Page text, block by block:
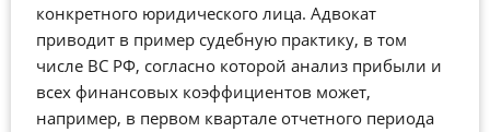
конкретного юридического лица. Адвокат
приводит в пример судебную практику, в том
числе ВС РФ, согласно которой анализ прибыли и
всех финансовых коэффициентов может,
например, в первом квартале отчетного периода